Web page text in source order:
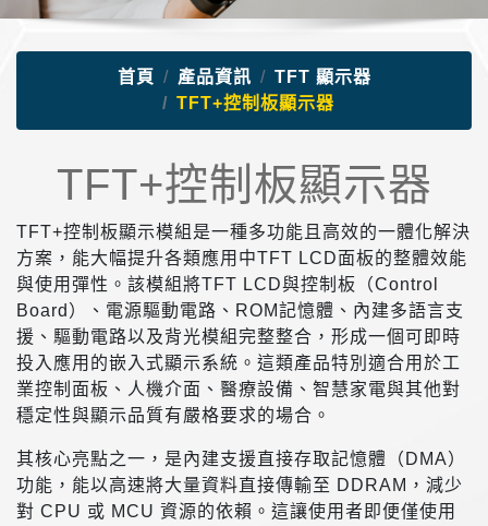
首頁 產品資訊
TFT 顯示器
TFT+控制板顯示器
TFT+控制板顯示器
TFT+控制板顯示模組是一種多功能且高效的一體化解決
方案，能大幅提升各類應用中TFT LCD面板的整體效能
與使用彈性。該模組將TFT LCD與控制板（Control
Board）、電源驅動電路、ROM記憶體、內建多語言支
援、驅動電路以及背光模組完整整合，形成一個可即時
投入應用的嵌入式顯示系統。這類產品特別適合用於工
業控制面板、人機介面、醫療設備、智慧家電與其他對
穩定性與顯示品質有嚴格要求的場合。
其核心亮點之一，是內建支援直接存取記憶體（DMA）
功能，能以高速將大量資料直接傳輸至 DDRAM，減少
對 CPU 或 MCU 資源的依賴。這讓使用者即便僅使用